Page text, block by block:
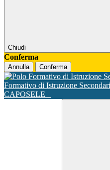
Chiudi
Conferma
Annulla Conferma
Formativo di Istruzione
CAPOSELE